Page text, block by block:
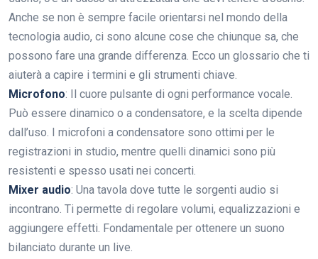
Anche se non è sempre facile orientarsi nel mondo della
tecnologia audio, ci sono alcune cose che chiunque sa, che
possono fare una grande differenza. Ecco un glossario che ti
aiuterà a capire i termini e gli strumenti chiave.
Microfono: Il cuore pulsante di ogni performance vocale.
Può essere dinamico o a condensatore, e la scelta dipende
dall’uso. I microfoni a condensatore sono ottimi per le
registrazioni in studio, mentre quelli dinamici sono più
resistenti e spesso usati nei concerti.
Mixer audio: Una tavola dove tutte le sorgenti audio si
incontrano. Ti permette di regolare volumi, equalizzazioni e
aggiungere effetti. Fondamentale per ottenere un suono
bilanciato durante un live.